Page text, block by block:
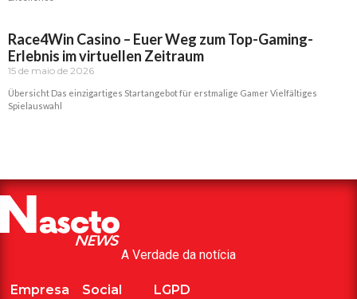
Race4Win Casino – Euer Weg zum Top-Gaming-
Erlebnis im virtuellen Zeitraum
15 de maio de 2026
Übersicht Das einzigartiges Startangebot für erstmalige Gamer Vielfältiges
Spielauswahl
A Verdade da notícia
Empresa
Social
LGPD